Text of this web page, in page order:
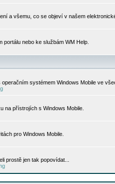
a všemu, co se objeví v našem
portálu nebo ke službám WM Help.
systémem Windows Mobile ve
na přístrojích s Windows Mobile.
pro Windows Mobile.
prostě jen tak popovídat...